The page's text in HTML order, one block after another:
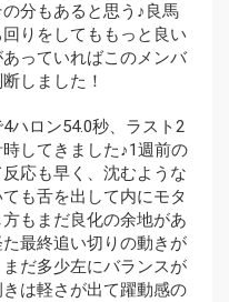
分もあると思う♪良馬
りをしてももっと良い
っていればこのメンバ
しました！
ハロン54.0秒、ラスト2
してきました♪1週前の
応も早く、沈むような
も舌を出して内にモタ
もまだ良化の余地があ
最終追い切りの動きが
だ多少左にバランスが
は軽さが出て躍動感の